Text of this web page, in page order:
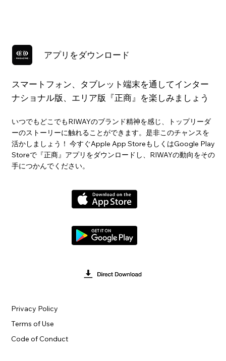
アプリをダウンロード
スマートフォン、タブレット端末を通してインター
ナショナル版、エリア版『正商』を楽しみましょう
いつでもどこでもRIWAYのブランド精神を感じ、トップリーダ
ーのストーリーに触れることができます。是非このチャンスを
活かしましょう！ 今すぐApple App StoreもしくはGoogle Play
Storeで『正商』アプリをダウンロードし、RIWAYの動向をその
手につかんでください。
Terms of Use
Privacy Policy
Code of Conduct